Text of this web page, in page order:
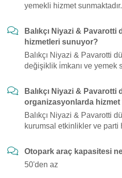
yemekli hizmet sunmaktadır.
Balıkçı Niyazi &
hizmetleri sunuyor?
Balıkçı Niyazi & Pavarotti
değişiklik i̇mkanı ve yemek
Balıkçı Niyazi & Pavarotti
organizasyonlarda
Balıkçı Niyazi & Pavarotti
kurumsal etkinlikler ve parti
Otopark araç kapasitesi
50'den az